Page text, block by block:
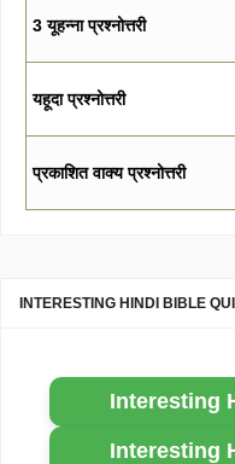
3 यूहन्ना प्रश्नोत्तरी
यहूदा प्रश्नोत्तरी
प्रकाशित वाक्य प्रश्नोत्तरी
INTERESTING HINDI BIBLE
Interesting
Interesting